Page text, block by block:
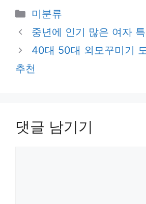
카
테
리
미분류
중년에 인기 많은 여자 특
40대 50대 외모꾸미기
추천
댓글 남기기